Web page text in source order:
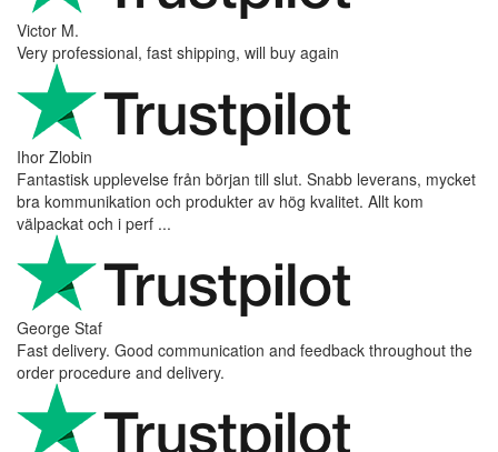
Victor M.
Very professional, fast shipping, will buy again
Ihor Zlobin
Fantastisk upplevelse från början till slut. Snabb leverans, mycket
bra kommunikation och produkter av hög kvalitet. Allt kom
välpackat och i perf ...
George Staf
Fast delivery. Good communication and feedback throughout the
order procedure and delivery.